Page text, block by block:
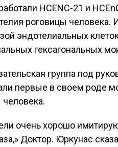
HCENC-21 и
роговицы человека.
эндотелиальных
гексагональных
группа под
первые в своем роде
очень хорошо
Доктор. Юркунас